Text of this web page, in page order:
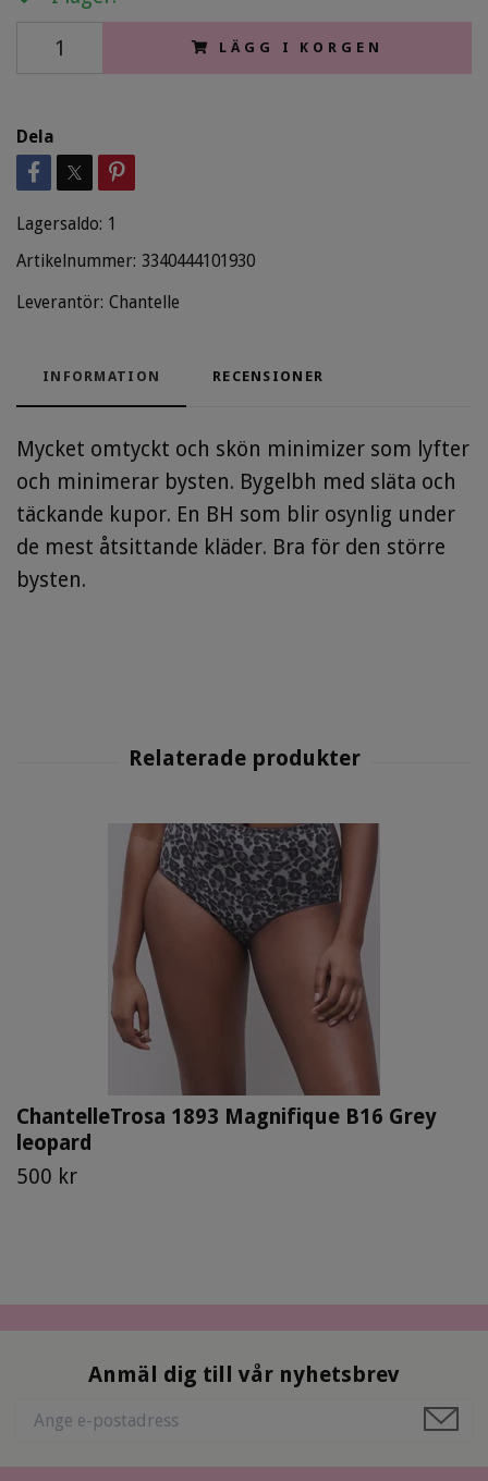
LÄGG I KORGEN
Dela
Lagersaldo: 1
Artikelnummer: 3340444101930
Leverantör: Chantelle
INFORMATION RECENSIONER
Mycket omtyckt och skön minimizer som lyfter
och minimerar bysten. Bygelbh med släta och
täckande kupor. En BH som blir osynlig under
de mest åtsittande kläder. Bra för den större
bysten.
ChantelleTrosa 1893 Magnifique B16 Grey
leopard
500 kr
Anmäl dig till vår nyhetsbrev